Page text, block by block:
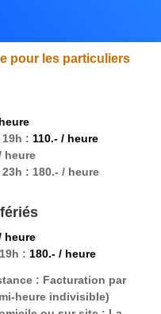
pour les particuliers
: 110.- / heure
heure
: 180.- / heure
heure
: 180.- / heure
: Facturation par
heure indivisible)